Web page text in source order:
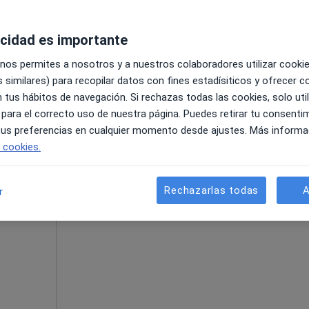
250 €
Esta dirección no tiene calendario
Ver direcciones con calendario online
es importante
permites a nosotros y a nuestros colaboradores utilizar
similares) para recopilar datos con fines estadísiticos y ofrecer
tus hábitos de navegación. Si rechazas todas las cookies, solo
el correcto uso de nuestra página. Puedes retirar tu
preferencias en cualquier momento desde ajustes. Más
Rechazarlas todas